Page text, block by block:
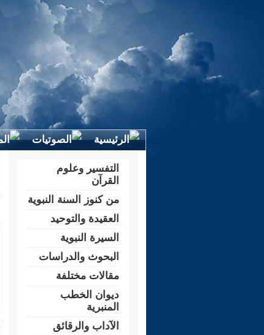
التفسير وعلوم
القرآن
من كنوز السنة النبوية
العقيدة والتوحيد
السيرة النبوية
البحوث والدراسات
مقالات مختلفة
ديوان الخطب
المنبرية
الآداب والرقائق